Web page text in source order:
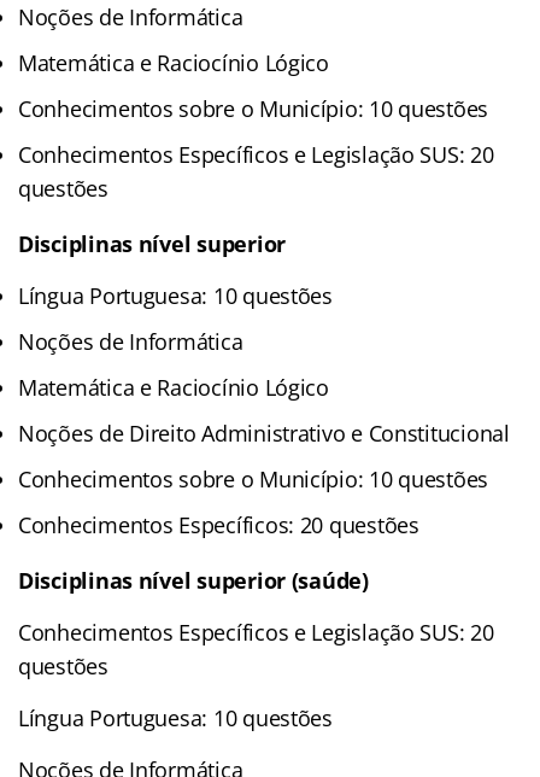
Noções de Informática
Matemática e Raciocínio Lógico
Conhecimentos sobre o Município: 10 questões
Conhecimentos Específicos e Legislação SUS: 20
questões
Disciplinas nível superior
Língua Portuguesa: 10 questões
Noções de Informática
Matemática e Raciocínio Lógico
Noções de Direito Administrativo e Constitucional
Conhecimentos sobre o Município: 10 questões
Conhecimentos Específicos: 20 questões
Disciplinas nível superior (saúde)
Conhecimentos Específicos e Legislação SUS: 20
questões
Língua Portuguesa: 10 questões
Noções de Informática